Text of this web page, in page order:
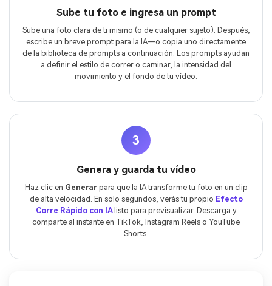
Sube tu foto e ingresa un prompt
Sube una foto clara de ti mismo (o de cualquier sujeto). Después,
escribe un breve prompt para la IA—o copia uno directamente
de la biblioteca de prompts a continuación. Los prompts ayudan
a definir el estilo de correr o caminar, la intensidad del
movimiento y el fondo de tu vídeo.
3
Genera y guarda tu vídeo
Haz clic en Generar para que la IA transforme tu foto en un clip
de alta velocidad. En solo segundos, verás tu propio Efecto
Corre Rápido con IA listo para previsualizar. Descarga y
comparte al instante en TikTok, Instagram Reels o YouTube
Shorts.